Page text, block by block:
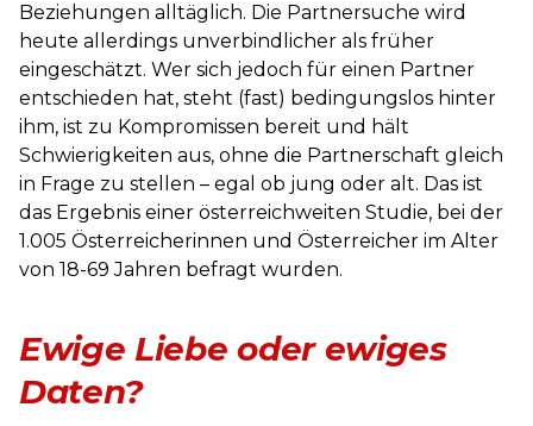
Beziehungen alltäglich. Die Partnersuche wird
heute allerdings unverbindlicher als früher
eingeschätzt. Wer sich jedoch für einen Partner
entschieden hat, steht (fast) bedingungslos hinter
ihm, ist zu Kompromissen bereit und hält
Schwierigkeiten aus, ohne die Partnerschaft gleich
in Frage zu stellen – egal ob jung oder alt. Das ist
das Ergebnis einer österreichweiten Studie, bei der
1.005 Österreicherinnen und Österreicher im Alter
von 18-69 Jahren befragt wurden.
Ewige Liebe oder ewiges
Daten?